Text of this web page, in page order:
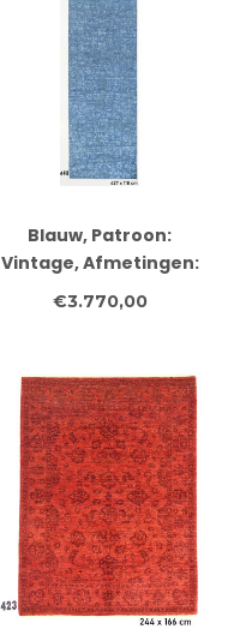
Blauw, Patroon:
Vintage, Afmetingen:
427 x 118 cm
€3.770,00